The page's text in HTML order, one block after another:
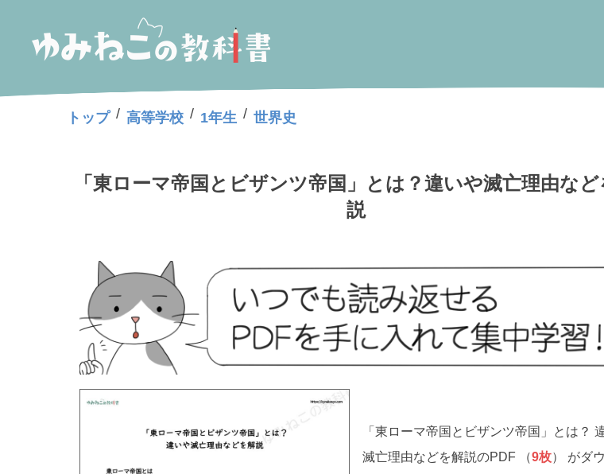
トップ / 高等学校 / 1年生 / 世界史
「東ローマ帝国とビザンツ帝国」とは？違いや滅亡理由な
説
「東ローマ帝国とビザンツ帝国」とは？
滅亡理由などを解説のPDF （9枚） がダ